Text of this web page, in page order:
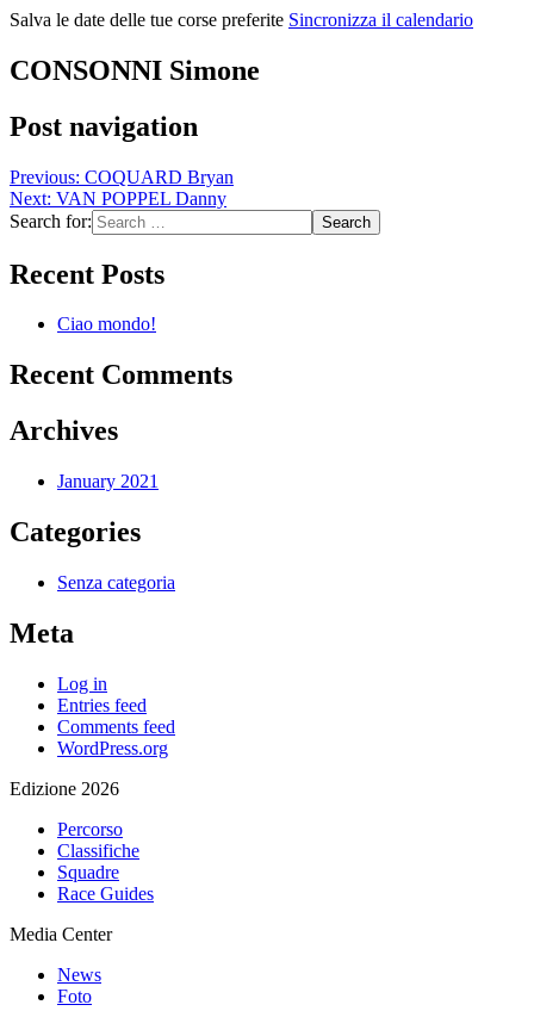
Salva le date delle tue corse preferite Sincronizza il calendario
CONSONNI Simone
Post navigation
Previous: COQUARD Bryan
Next: VAN POPPEL Danny
Search for:
Recent Posts
Ciao mondo!
Recent Comments
Archives
January 2021
Categories
Senza categoria
Meta
Log in
Entries feed
Comments feed
WordPress.org
Edizione 2026
Percorso
Classifiche
Squadre
Race Guides
Media Center
News
Foto